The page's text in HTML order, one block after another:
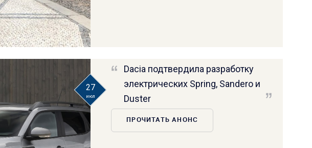
27
июл
Dacia подтвердила разработку
электрических Spring, Sandero и
Duster
ПРОЧИТАТЬ АНОНС